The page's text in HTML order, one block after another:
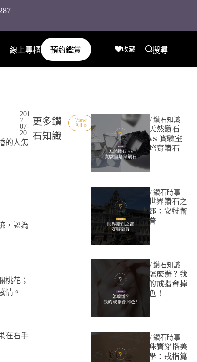
線上專櫃 預約鑑賞 收藏 搜尋
201
7-
07-
20
的人怎
，認為
桃花；
情。
在右手
更多鑽
石知識
View
All »
/ 鑽石知識
天然鑽石
vs 實驗室
培育鑽石
/ 鑽石時事
世界鑽石之
都：安特衛
普
/ 鑽石知識
怎麼辦？我
的戒指會掉
色！
/ 鑽石時事
珠寶穿搭美
學：戒指篇